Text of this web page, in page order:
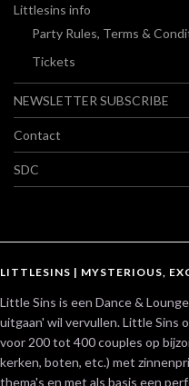
Littlesins info
Party Rules, Terms &
Tickets
NEWSLETTER SUBSCRIBE
Contact
SDC
LITTLESINS | MYSTERIOUS,
Little Sins is een Dance &
uitgaan' wil vervullen. Little Sins
voor 200 tot 400 couples op
kerken, boten, etc.) met
thema's en met als basis een